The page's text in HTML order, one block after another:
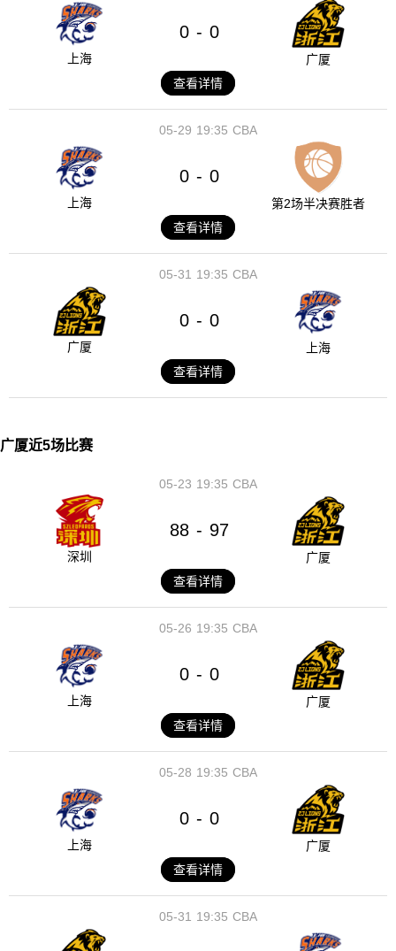
上海
0 - 0
广厦
查看详情
19:35
05-29 CBA
上海
0 - 0
第2场半决赛胜者
查看详情
19:35
05-31 CBA
广厦
0 - 0
上海
查看详情
广厦近5场比赛
19:35
05-23 CBA
深圳
88 - 97
广厦
查看详情
19:35
05-26 CBA
上海
0 - 0
广厦
查看详情
19:35
05-28 CBA
上海
0 - 0
广厦
查看详情
19:35
05-31 CBA